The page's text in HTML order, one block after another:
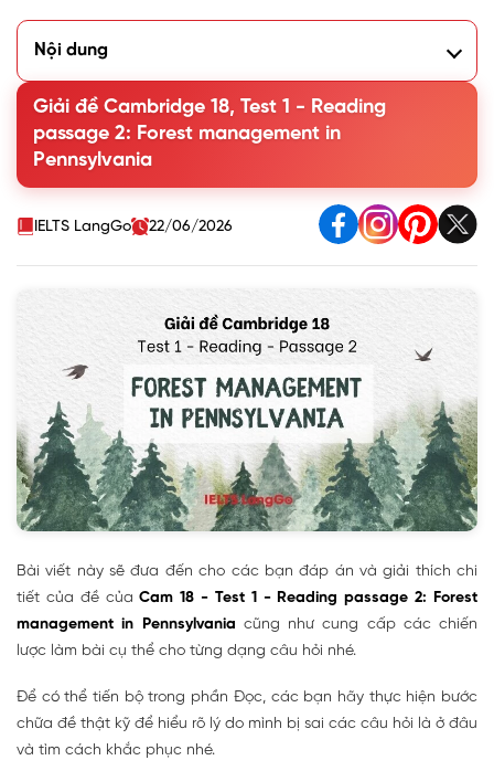
Nội dung
Forest management in Pennsylvania
2. Chữa chi tiết đề Cambridge IELTS 18, Test 1, Reading
passage 2
3. Học từ vựng và ngữ pháp hay trong bài đọc Forest
management in Pennsylvania
Giải đề Cambridge 18, Test 1 - Reading
passage 2: Forest management in
Pennsylvania
IELTS LangGo 22/06/2026
Bài viết này sẽ đưa đến cho các bạn đáp án và giải thích chi
tiết của đề củaCam 18 - Test 1 - Reading passage 2: Forest
management in Pennsylvania cũng như cung cấp các chiến
lược làm bài cụ thể cho từng dạng câu hỏi nhé.
Để có thể tiến bộ trong phần Đọc, các bạn hãy thực hiện bước
chữa đề thật kỹ để hiểu rõ lý do mình bị sai các câu hỏi là ở đâu
và tìm cách khắc phục nhé.